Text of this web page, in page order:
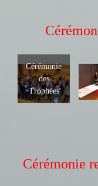
Cérémonie
des
Trophées
Cérémonie